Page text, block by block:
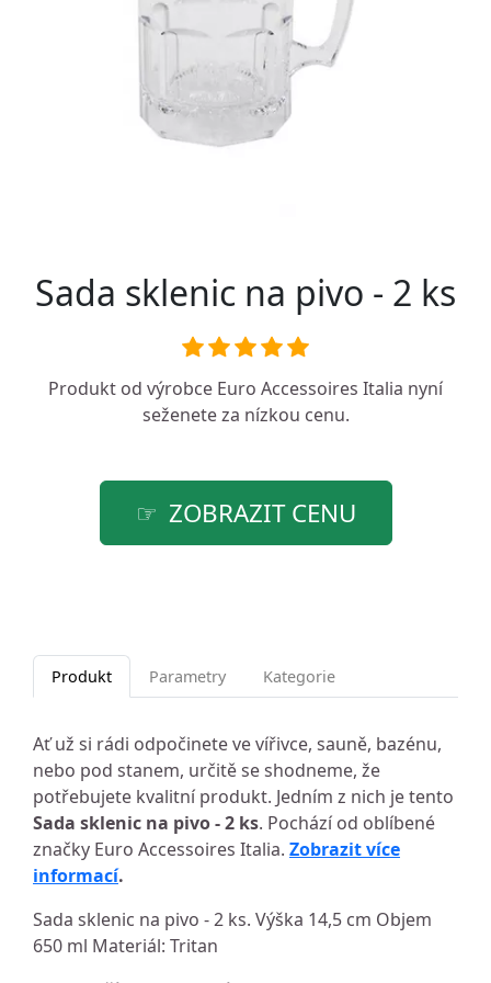
Sada sklenic na pivo - 2 ks
Produkt od výrobce Euro Accessoires Italia nyní
seženete za nízkou cenu.
ZOBRAZIT CENU
Produkt Parametry Kategorie
Ať už si rádi odpočinete ve vířivce, sauně, bazénu,
nebo pod stanem, určitě se shodneme, že
potřebujete kvalitní produkt. Jedním z nich je tento
Sada sklenic na pivo - 2 ks. Pochází od oblíbené
značky Euro Accessoires Italia. Zobrazit více
informací.
Sada sklenic na pivo - 2 ks. Výška 14,5 cm Objem
650 ml Materiál: Tritan